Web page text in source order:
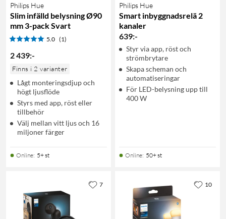
Philips Hue
Slim infälld belysning Ø90
mm 3-pack Svart
5.0 (1)
2 439:-
Finns i 2 varianter
Lågt monteringsdjup och
högt ljusflöde
Styrs med app, röst eller
tillbehör
Välj mellan vitt ljus och 16
miljoner färger
Online: 5+ st
Philips Hue
Smart inbyggnadsrelä 2
kanaler
639:-
Styr via app, röst och
strömbrytare
Skapa scheman och
automatiseringar
För LED-belysning upp till
400 W
Online: 50+ st
7 10